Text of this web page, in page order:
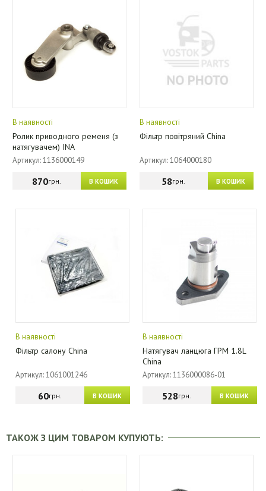
В наявності
Ролик приводного ременя (з
натягувачем) INA
Артикул: 1136000149
В КОШИК
870грн.
В наявності
Фільтр повітряний China
Артикул: 1064000180
В КОШИК
58грн.
В наявності
Фільтр салону China
Артикул: 1061001246
В КОШИК
60грн.
В наявності
Натягувач ланцюга ГРМ 1.8L
China
Артикул: 1136000086-01
В КОШИК
528грн.
ТАКОЖ З ЦИМ ТОВАРОМ КУПУЮТЬ: